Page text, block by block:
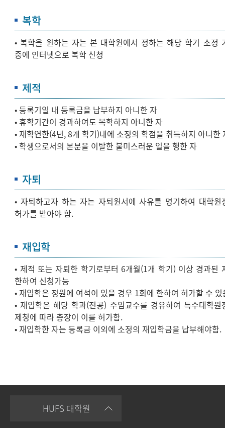
복학
• 복학을 원하는 자는 본 대학원에서 정하는 해당 학기 소정
중에 인터넷으로 복학 신청
제적
• 등록기일 내 등록금을 납부하지 아니한 자
• 휴학기간이 경과하여도 복학하지 아니한 자
• 재학연한(4년, 8개 학기)내에 소정의 학점을 취득하지 아니한
• 학생으로서의 본분을 이탈한 불미스러운 일을 행한 자
자퇴
• 자퇴하고자 하는 자는 자퇴원서에 사유를 명기하여 대학원
허가를 받아야 함.
재입학
• 제적 또는 자퇴한 학기로부터 6개월(1개 학기) 이상 경과된
한하여 신청가능
• 재입학은 정원에 여석이 있을 경우 1회에 한하여 허가할 수 있
• 재입학은 해당 학과(전공) 주임교수를 경유하여 특수대학원
제청에 따라 총장이 이를 허가함.
• 재입학한 자는 등록금 이외에 소정의 재입학금을 납부해야함.
HUFS 대학원